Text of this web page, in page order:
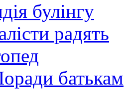
булінгу
радять
батькам